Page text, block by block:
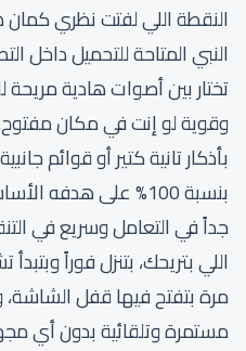
النقطة اللي لفتت نظري
النبي المتاحة للتحميل داخل
تختار بين أصوات هادية
وقوية لو إنت في مكان
بأذكار تانية كتير أو قوائم
بنسبة 100% على
جداً في التعامل وسريع في
اللي بتريحك، بتنزل فوراً
مرة بتفتح فيها قفل الشاشة،
مستمرة وتلقائية بدون أي